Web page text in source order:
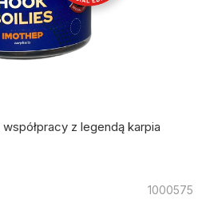
z legendą karpia
1000575